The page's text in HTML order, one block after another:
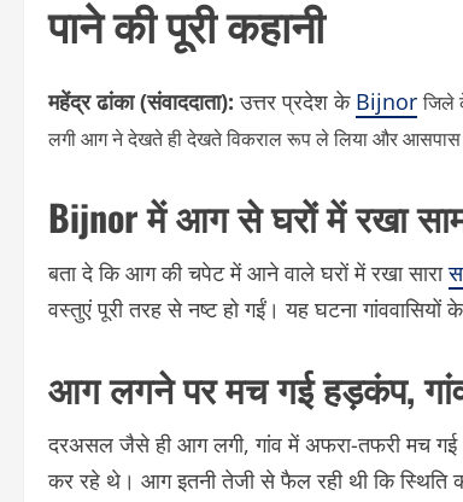
पाने की पूरी कहानी
महेंद्र ढांका (संवाददाता):उत्तर प्रदेश के Bijnor जिले
लगी आग ने देखते ही देखते विकराल रूप ले लिया और
Bijnor में आग से घरों में रखा
बता दे कि आग की चपेट में आने वाले घरों में रखा सारा
वस्तुएं पूरी तरह से नष्ट हो गईं। यह घटना
आग लगने पर मच गई हड़कंप,
दरअसल जैसे ही आग लगी, गांव में अफरा-तफरी मच
कर रहे थे। आग इतनी तेजी से फैल रही थी कि स्थिति